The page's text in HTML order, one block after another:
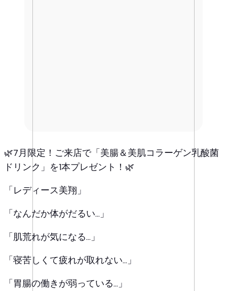
🌿7月限定！ご来店で「美腸＆美肌コラーゲン乳酸菌
ドリンク」を1本プレゼント！🌿
「レディース美翔」
「なんだか体がだるい…」
「肌荒れが気になる…」
「寝苦しくて疲れが取れない…」
「胃腸の働きが弱っている…」